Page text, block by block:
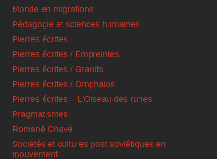
Monde en migrations
Pédagogie et sciences humaines
Pierres écrites
Pierres écrites / Empreintes
Pierres écrites / Granits
Pierres écrites / Omphalos
Pierres écrites – L'Oiseau des runes
Pragmatismes
Romané Chavé
Sociétés et cultures post-soviétiques en
mouvement